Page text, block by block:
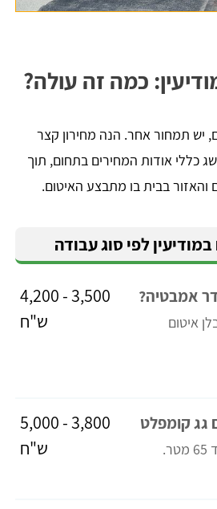
כמה זה עולה?
יש תמחור אחר. הנה מחירון קצר
כללי אודות המחירים בתחום, תוך
והאזור בבית בו מתבצע האיטום.
לפי סוג עבודה
אמבטיה?
איטום
3,500 - 4,200
ש"ח
גג קומפלט
3,800 - 5,000
ש"ח